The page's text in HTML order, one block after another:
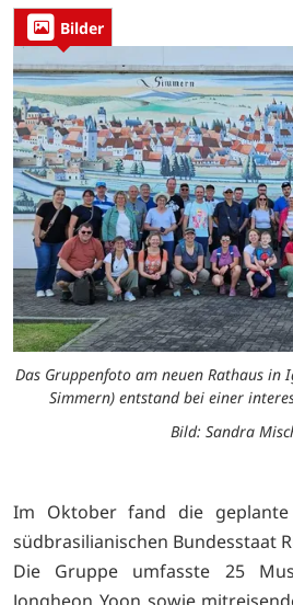
Bilder
Das Gruppenfoto am neuen Rathaus
Simmern) entstand bei einer
Bild: Sandra
Im Oktober fand die
südbrasilianischen Bundesstaat
Die Gruppe umfasste 25